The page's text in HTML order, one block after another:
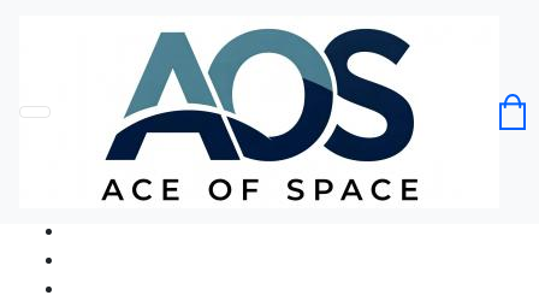
Без категорії
Футболка King Paw Король Лапа
Код товару: Ace5083